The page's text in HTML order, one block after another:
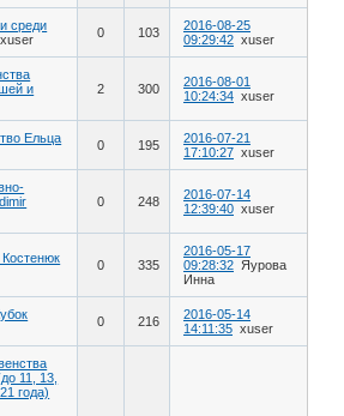
среди
xuser 0 103
2016-08-25
09:29:42 xuser
и
2 300
2016-08-01
10:24:34 xuser
Ельца
0 195
2016-07-21
17:10:27 xuser
0 248
2016-07-14
12:39:40 xuser
0 335
2016-05-17
09:28:32 Яурова
Инна
0 216
2016-05-14
14:11:35 xuser
11, 13,
года)